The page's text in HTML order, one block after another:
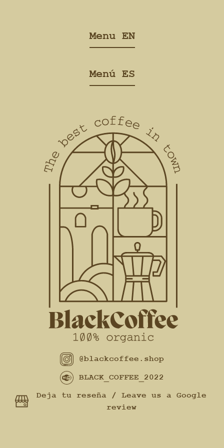
Menu EN
Menú ES
@blackcoffee.shop
BLACK_COFFEE_2022
Deja tu reseña / Leave us a Google
review